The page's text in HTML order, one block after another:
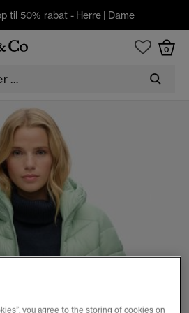
til 50% rabat - Herre | Dame
0
you agree to the storing of cookies on